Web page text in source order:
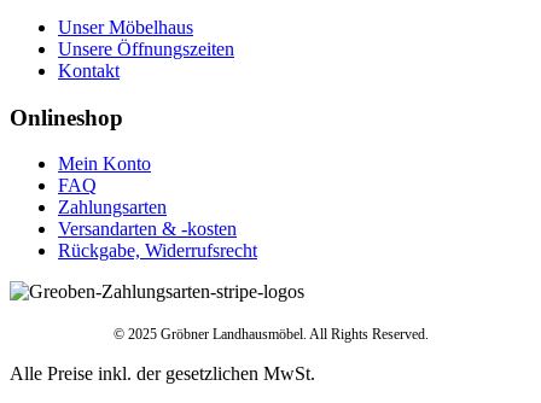
Nachricht
Ich bin mit der Verarbeitung meiner Daten im Sinne der
Datenschutzerklärung einverstanden.
Bitte geben Sie die Antwort in Ziffern ein:
Website
Unser Möbelhaus
Unsere Öffnungszeiten
Kontakt
Onlineshop
Mein Konto
FAQ
Zahlungsarten
Versandarten & -kosten
Rückgabe, Widerrufsrecht
© 2025 Gröbner Landhausmöbel. All Rights Reserved.
Alle Preise inkl. der gesetzlichen MwSt.